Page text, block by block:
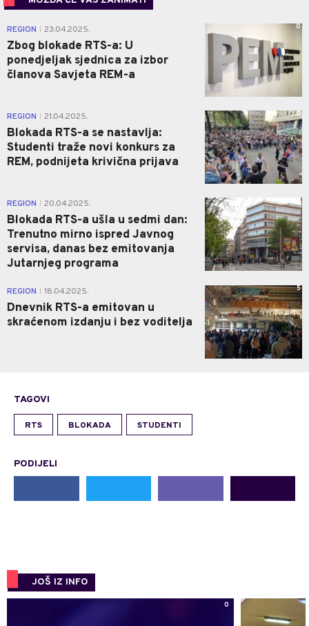
REGION 23.04.2025.
Zbog blokade RTS-a: U
ponedjeljak sjednica za izbor
članova Savjeta REM-a
0
REGION 21.04.2025.
Blokada RTS-a se nastavlja:
Studenti traže novi konkurs za
REM, podnijeta krivična prijava
0
REGION 20.04.2025.
Blokada RTS-a ušla u sedmi dan:
Trenutno mirno ispred Javnog
servisa, danas bez emitovanja
Jutarnjeg programa
REGION 18.04.2025.
Dnevnik RTS-a emitovan u
skraćenom izdanju i bez voditelja
5
TAGOVI
RTS BLOKADA STUDENTI
PODIJELI
JOŠ IZ INFO
0